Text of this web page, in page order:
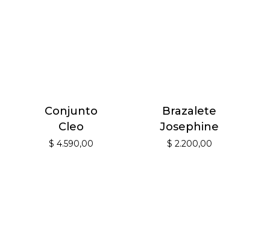
Conjunto
Cleo
$ 4.590,00
Brazalete
Josephine
$ 2.200,00